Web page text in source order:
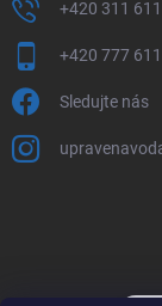
+420 311
+420 777
Sledujte nás